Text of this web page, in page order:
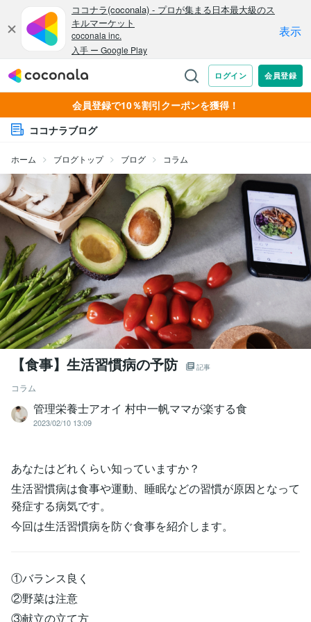
会員登録で10％割引クーポンを獲得！
ココナラブログ
ホーム ブログトップ ブログ コラム
【食事】生活習慣病の予防 記事
コラム
管理栄養士アオイ 村中一帆ママが楽する食
2023/02/10 13:09
あなたはどれくらい知っていますか？
生活習慣病は食事や運動、睡眠などの習慣が原因となって
発症する病気です。
今回は生活習慣病を防ぐ食事を紹介します。
①バランス良く
②野菜は注意
③献立の立て方